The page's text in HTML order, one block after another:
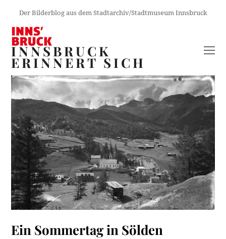
Der Bilderblog aus dem Stadtarchiv/Stadtmuseum Innsbruck
INNSBRUCK
ERINNERT SICH
Ein Sommertag in Sölden